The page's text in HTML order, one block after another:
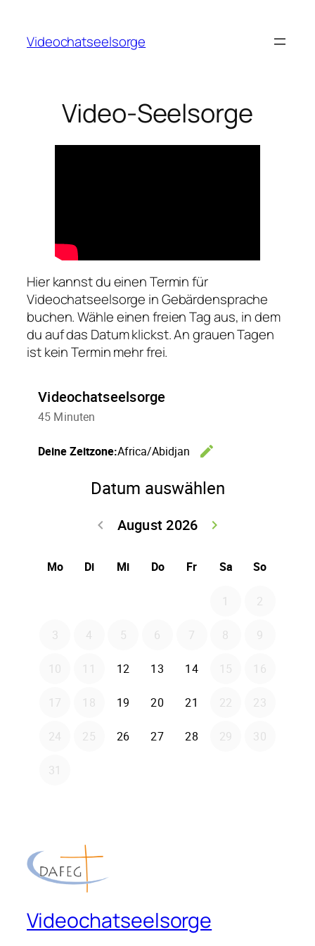
springen
Videochatseelsorge
Video-Seelsorge
Hier kannst du einen Termin für
Videochatseelsorge in Gebärdensprache
buchen. Wähle einen freien Tag aus, in dem
du auf das Datum klickst. An grauen Tagen
ist kein Termin mehr frei.
Videochatseelsorge